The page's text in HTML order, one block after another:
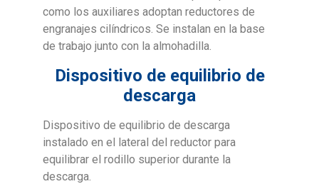
como los auxiliares adoptan reductores de
engranajes cilíndricos. Se instalan en la base
de trabajo junto con la almohadilla.
Dispositivo de equilibrio de
descarga
Dispositivo de equilibrio de descarga
instalado en el lateral del reductor para
equilibrar el rodillo superior durante la
descarga.